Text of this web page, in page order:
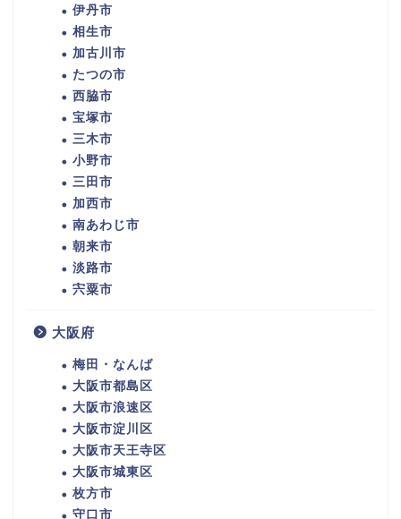
伊丹市
相生市
加古川市
たつの市
西脇市
宝塚市
三木市
小野市
三田市
加西市
南あわじ市
朝来市
淡路市
宍粟市
大阪府
梅田・なんば
大阪市都島区
大阪市浪速区
大阪市淀川区
大阪市天王寺区
大阪市城東区
枚方市
守口市